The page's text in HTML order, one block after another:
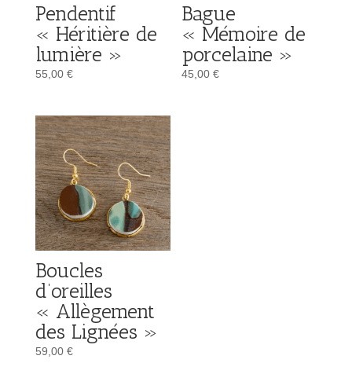
Pendentif
« Héritière de
lumière »
55,00 €
Bague
« Mémoire de
porcelaine »
45,00€
Boucles
d’oreilles
« Allègement
des Lignées »
59,00 €